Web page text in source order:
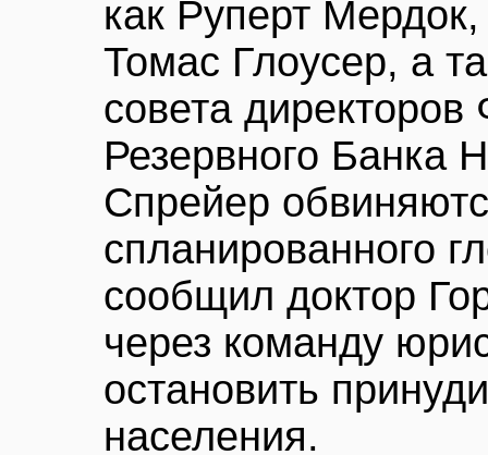
как Руперт
Томас Глоусер, а
совета директоров
Резервного Банка
Спрейер
спланированного
сообщил доктор
через команду
остановить
населения.